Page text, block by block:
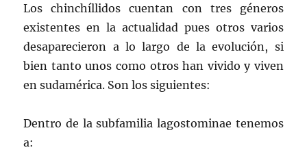
Los chinchíllidos cuentan con tres géneros
existentes en la actualidad pues otros varios
desaparecieron a lo largo de la evolución, si
bien tanto unos como otros han vivido y viven
en sudamérica. Son los siguientes:
Dentro de la subfamilia lagostominae tenemos
a: